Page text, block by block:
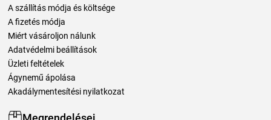
A szállítás módja és költsége
A fizetés módja
Miért vásároljon nálunk
Adatvédelmi beállítások
Üzleti feltételek
Ágynemű ápolása
Akadálymentesítési nyilatkozat